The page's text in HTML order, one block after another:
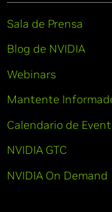
Sala de Prensa
Blog de NVIDIA
Webinars
Mantente
Calendario de
NVIDIA GTC
NVIDIA On Demand